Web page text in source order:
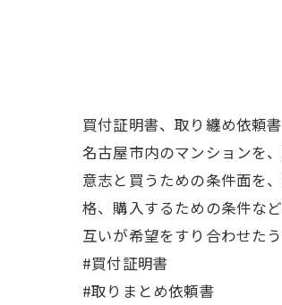
買付証明書、取り纏め依頼書
名古屋市内のマンションを
意志と買うための条件面を
格、購入するための条件な
互いが希望をすり合わせた
#買付証明書
#取りまとめ依頼書